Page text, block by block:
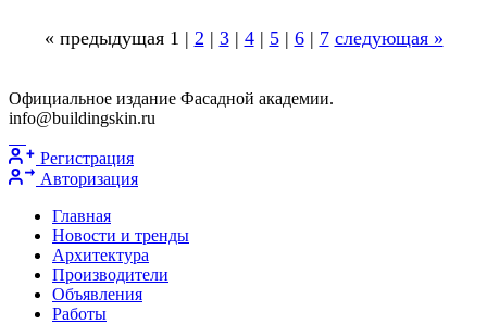
« предыдущая 1 | 2 | 3| 4| 5| 6| 7 следующая »
Официальное издание Фасадной академии.
info@buildingskin.ru
Регистрация
Авторизация
Главная
Новости и тренды
Архитектура
Производители
Объявления
Работы